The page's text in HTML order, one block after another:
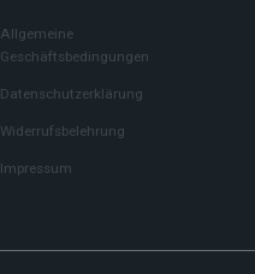
Allgemeine
Geschäftsbedingungen
Datenschutzerklärung
Widerrufsbelehrung
Impressum